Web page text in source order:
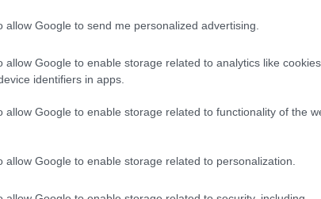
allow Google to send me personalized advertising.
allow Google to enable storage related to analytics like
identifiers in apps.
allow Google to enable storage related to functionality of the
allow Google to enable storage related to personalization.
kialakításban van nyoma, a színösszeállítás
hogy az Ikarus 200-as óta kísértő elavult
egyelőre csak az oldalfalon és a tetőn. Az
borítja, látható rögzítési megoldások nélkül,
a funkcióját is ellátja. Nincs sok, különálló
Az ablakoszlopokat műanyag burkolat fedi, az
burkolata, tehát nincs körbefutó, különálló